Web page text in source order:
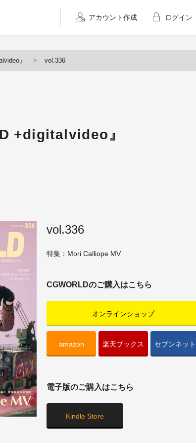
アカウント作成 ログイン
』 vol.336
+digitalvideo』
vol.336
特集：Mori Calliope MV
CGWORLDのご購入はこちら
オンラインショップ
amazon 楽天ブックス セブンネット
電子版のご購入はこちら
Kindle Store